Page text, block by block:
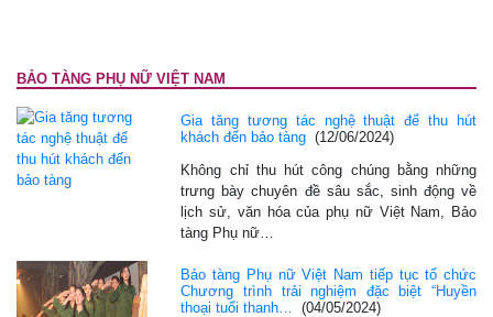
BẢO TÀNG PHỤ NỮ VIỆT NAM
Gia tăng tương tác nghệ thuật để thu hút
khách đến bảo tàng (12/06/2024)
Không chỉ thu hút công chúng bằng những
trưng bày chuyên đề sâu sắc, sinh động về
lịch sử, văn hóa của phụ nữ Việt Nam, Bảo
tàng Phụ nữ…
Bảo tàng Phụ nữ Việt Nam tiếp tục tổ chức
Chương trình trải nghiệm đặc biệt “Huyền
thoại tuổi thanh…
(04/05/2024)